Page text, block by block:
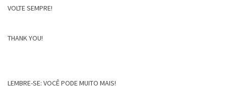
VOLTE SEMPRE!
THANK YOU!
LEMBRE-SE: VOCÊ PODE MUITO MAIS!